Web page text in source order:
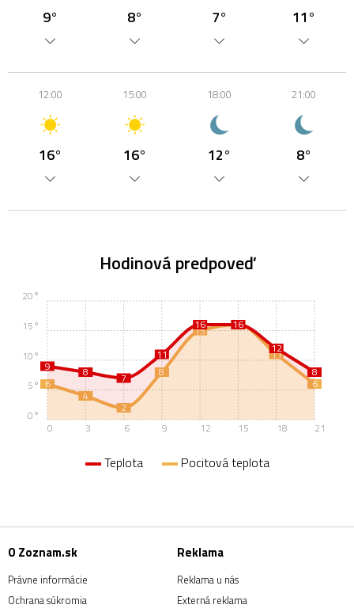
9° 8° 7° 11°
12:00
16°
15:00
16°
18:00
12°
21:00
8°
Hodinová predpoveď
6
4
2
8
15
16
11
6
9 8 7
11
16
16
12
8
0 3 6 9 12 15 18 21
0°
5°
10°
15°
20°
Teplota Pocitová teplota
O Zoznam.sk
Právne informácie
Ochrana súkromia
Reklama
Reklama u nás
Externá reklama